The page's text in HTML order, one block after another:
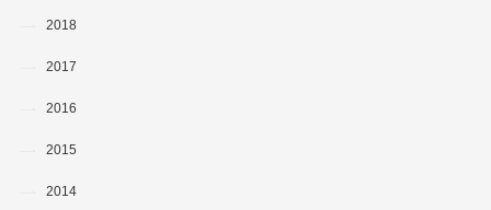
2018
2017
2016
2015
2014